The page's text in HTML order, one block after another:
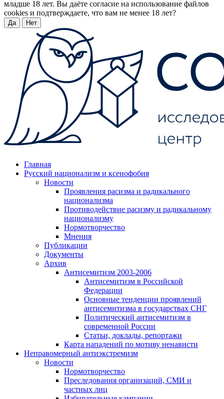
младше 18 лет. Вы даёте согласие на использование файлов
cookies и подтверждаете, что вам не менее 18 лет?
Да Нет
Главная
Русский национализм и ксенофобия
Новости
Проявления расизма и радикального
национализма
Противодействие расизму и радикальному
национализму
Нормотворчество
Мнения
Публикации
Документы
Архив
Антисемитизм 2003-2006
Антисемитизм в Российской
Федерации
Основные тенденции проявлений
антисемитизма в государствах СНГ
Политический антисемитизм в
современной России
Статьи, доклады, репортажи
Карта нападений по мотиву ненависти
Неправомерный антиэкстремизм
Новости
Нормотворчество
Преследования организаций, СМИ и
частных лиц